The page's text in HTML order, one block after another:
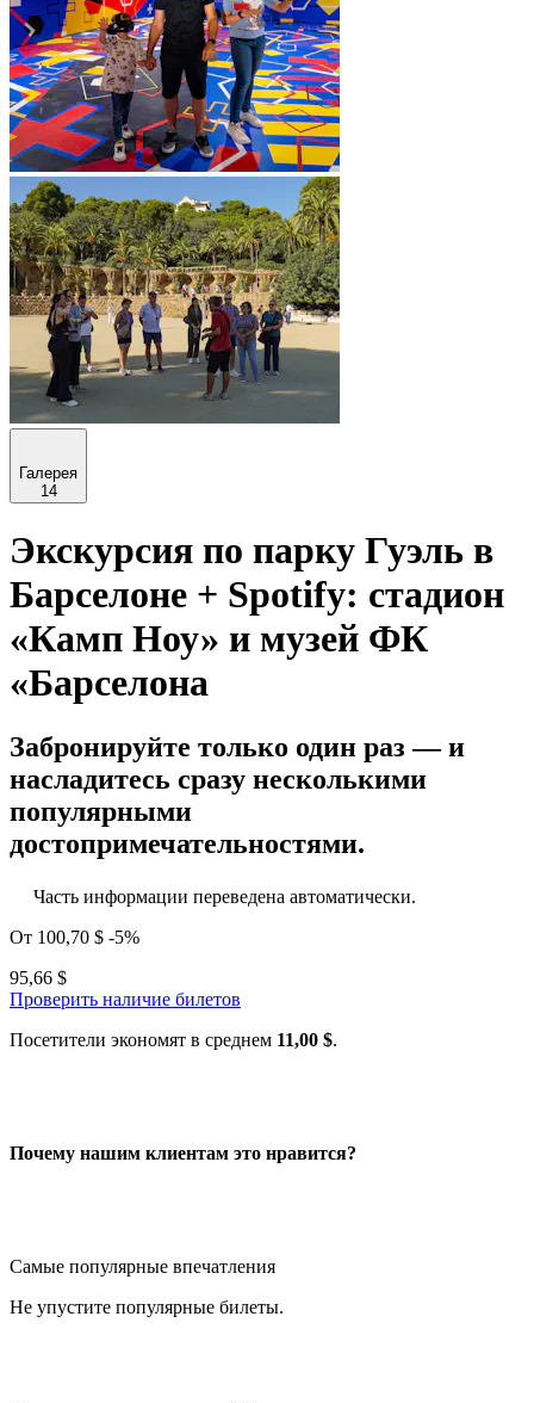
Галерея
14
Экскурсия по парку Гуэль в
Барселоне + Spotify: стадион
«Камп Ноу» и музей ФК
«Барселона
Забронируйте только один раз — и
насладитесь сразу несколькими
популярными
достопримечательностями.
Часть информации переведена автоматически.
От 100,70 $ -5%
95,66 $
Проверить наличие билетов
Посетители экономят в среднем 11,00 $.
Почему нашим клиентам это нравится?
Самые популярные впечатления
Не упустите популярные билеты.